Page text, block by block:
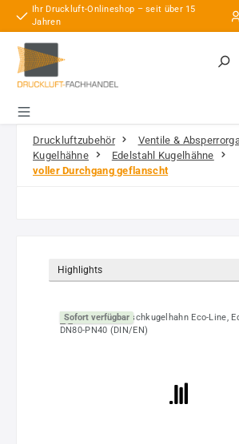
Zum Hauptinhalt springen
Ihr Druckluft-Onlineshop – seit über 15
Jahren
Druckluftzubehör
Ventile &
Kugelhähne
Edelstahl Kugelhähne
voller Durchgang geflanscht
Sofort verfügbar